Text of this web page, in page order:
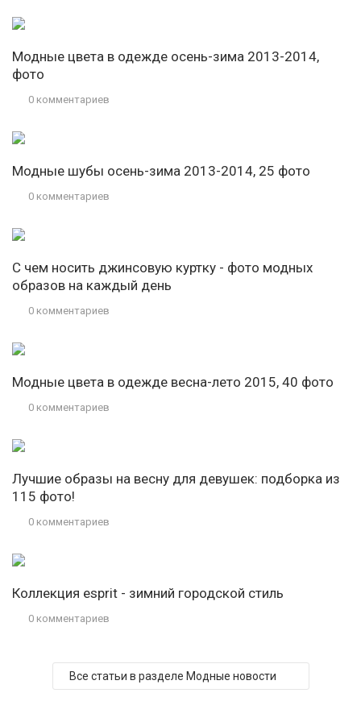
Модные цвета в одежде осень-зима 2013-2014,
фото
0 комментариев
Модные шубы осень-зима 2013-2014, 25 фото
0 комментариев
С чем носить джинсовую куртку - фото модных
образов на каждый день
0 комментариев
Модные цвета в одежде весна-лето 2015, 40 фото
0 комментариев
Лучшие образы на весну для девушек: подборка из
115 фото!
0 комментариев
Коллекция esprit - зимний городской стиль
0 комментариев
Все статьи в разделе Модные новости